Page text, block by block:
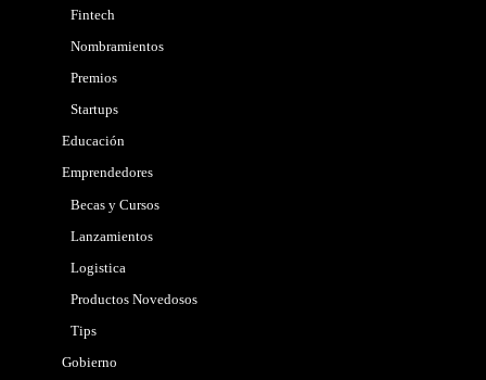
Fintech
Nombramientos
Premios
Startups
Educación
Emprendedores
Becas y Cursos
Lanzamientos
Logistica
Productos Novedosos
Tips
Gobierno